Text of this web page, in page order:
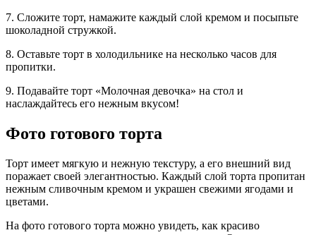
7. Сложите торт, намажите каждый слой кремом и посыпьте
шоколадной стружкой.
8. Оставьте торт в холодильнике на несколько часов для
пропитки.
9. Подавайте торт «Молочная девочка» на стол и
наслаждайтесь его нежным вкусом!
Фото готового торта
Торт имеет мягкую и нежную текстуру, а его внешний вид
поражает своей элегантностью. Каждый слой торта пропитан
нежным сливочным кремом и украшен свежими ягодами и
цветами.
На фото готового торта можно увидеть, как красиво